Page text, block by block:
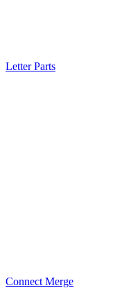
Letter Parts
Connect Merge